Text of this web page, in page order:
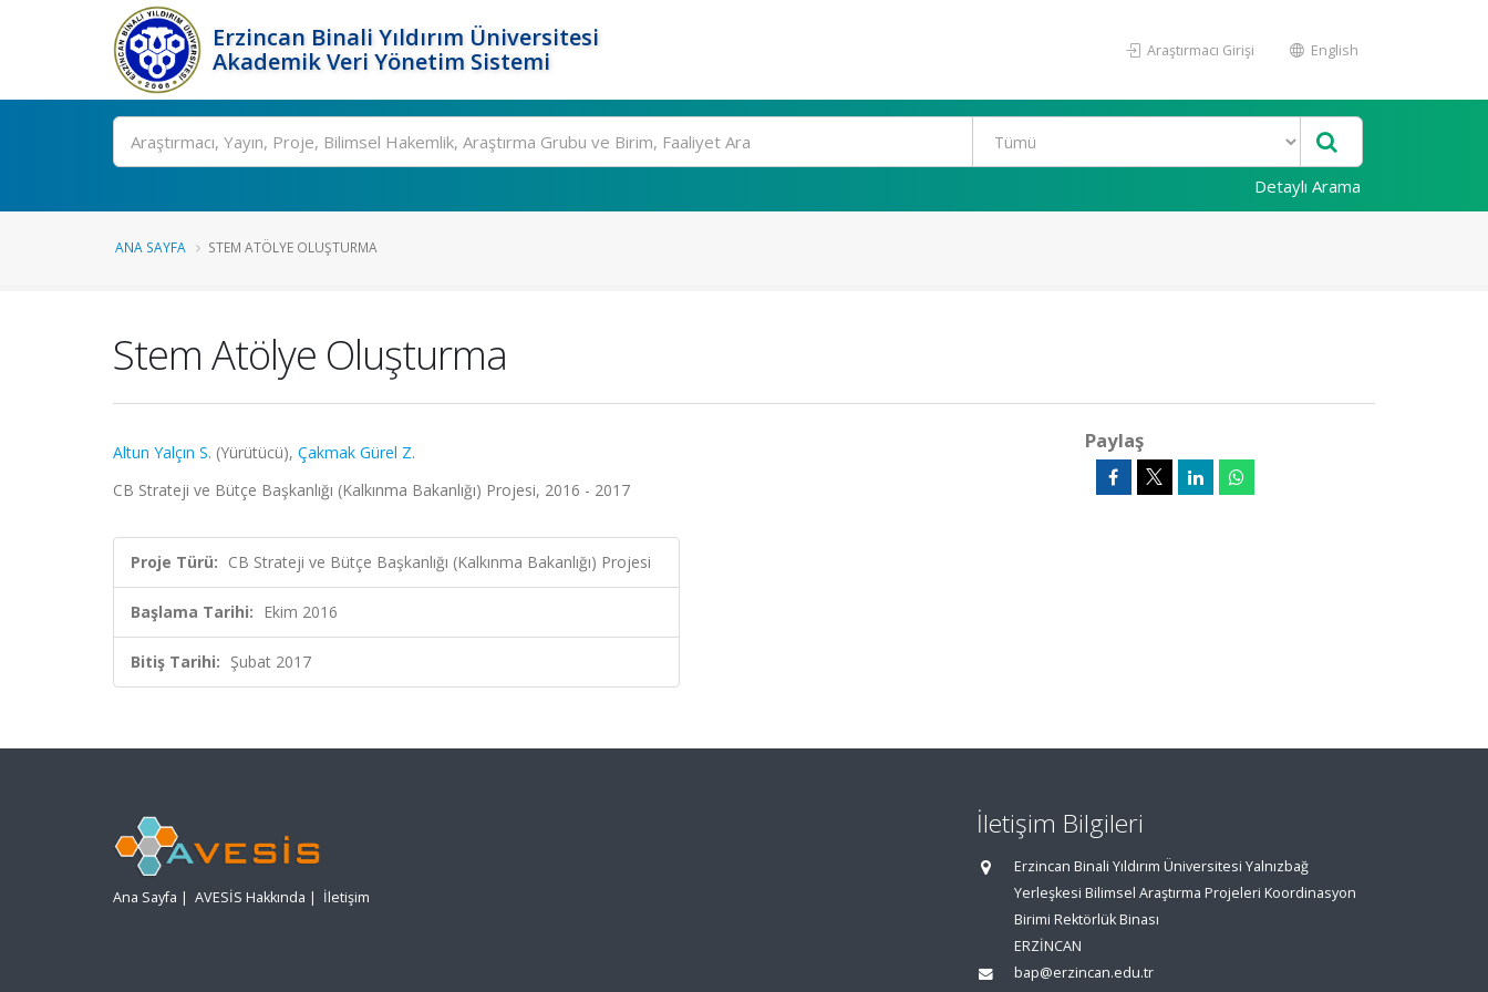
Erzincan Binali Yıldırım Üniversitesi
Akademik Veri Yönetim Sistemi
Araştırmacı Girişi English
Ara
Detaylı Arama
ANA SAYFA STEM ATÖLYE OLUŞTURMA
Stem Atölye Oluşturma
Altun Yalçın S. (Yürütücü), Çakmak Gürel Z.
CB Strateji ve Bütçe Başkanlığı (Kalkınma Bakanlığı) Projesi, 2016 - 2017
Proje Türü: CB Strateji ve Bütçe Başkanlığı (Kalkınma Bakanlığı) Projesi
Başlama Tarihi: Ekim 2016
Bitiş Tarihi: Şubat 2017
Paylaş
Ana Sayfa | AVESİS Hakkında | İletişim
İletişim Bilgileri
Erzincan Binali Yıldırım Üniversitesi Yalnızbağ
Yerleşkesi Bilimsel Araştırma Projeleri Koordinasyon
Birimi Rektörlük Binası
ERZİNCAN
bap@erzincan.edu.tr